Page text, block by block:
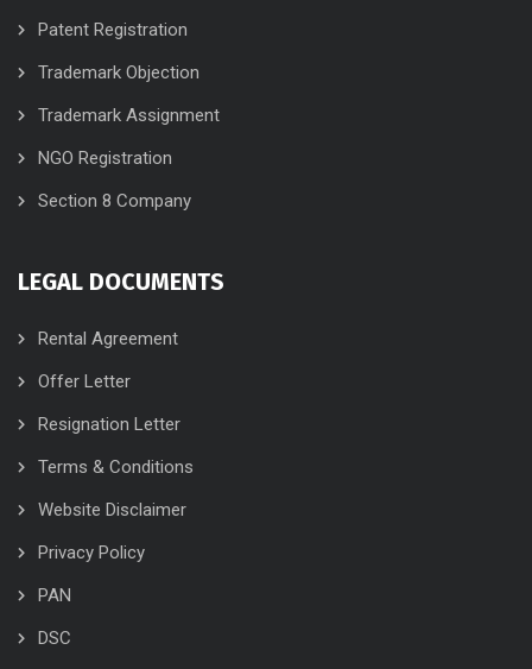
Patent Registration
Trademark Objection
Trademark Assignment
NGO Registration
Section 8 Company
LEGAL DOCUMENTS
Rental Agreement
Offer Letter
Resignation Letter
Terms & Conditions
Website Disclaimer
Privacy Policy
PAN
DSC